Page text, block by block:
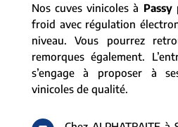
Nos cuves vinicoles à Passy
froid avec régulation
niveau. Vous pourrez
remorques également.
s’engage à proposer à
vinicoles de qualité.